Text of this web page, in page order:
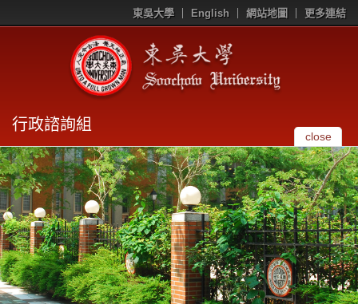
東吳大學 English 網站地圖 更多連結
行政諮詢組
close